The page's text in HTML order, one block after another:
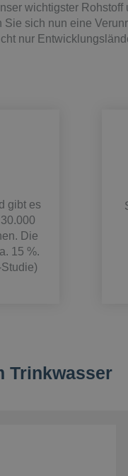
wichtigster
sich nun eine
nur
gibt es
Die
15 %.
Trinkwasser